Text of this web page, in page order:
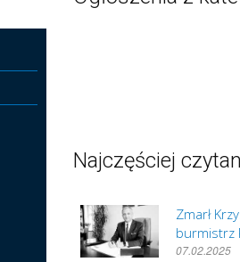
Najczęściej
Zmarł
burmistrz
07.02.2025